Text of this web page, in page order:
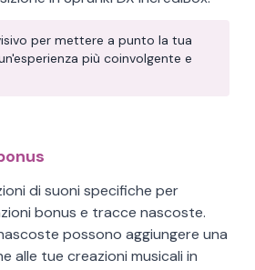
per mettere a punto la tua
più coinvolgente e
di suoni specifiche per
bonus e tracce nascoste.
possono aggiungere una
alle tue creazioni musicali in